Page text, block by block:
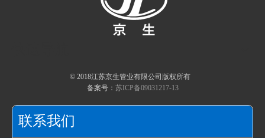
© 2018江苏京生管业有限公司版权所有
备案号： 苏ICP备09031217-13
联系我们